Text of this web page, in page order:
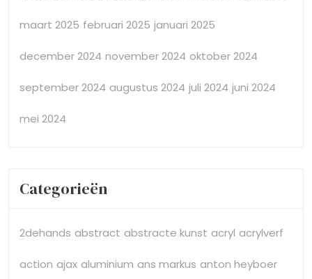
maart 2025 februari 2025 januari 2025
december 2024 november 2024 oktober 2024
september 2024 augustus 2024 juli 2024 juni 2024
mei 2024
Categorieën
2dehands abstract abstracte kunst acryl acrylverf
action ajax aluminium ans markus anton heyboer